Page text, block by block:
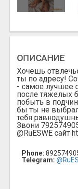
ОПИСАНИЕ
Хочешь
ты по адресу!
- самое лучшее
после тяжелых
побыть в
бы ты не
тебя
Звони
@RuESWE сайт
Phone:
Telegram: